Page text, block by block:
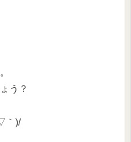
う？
｀)/